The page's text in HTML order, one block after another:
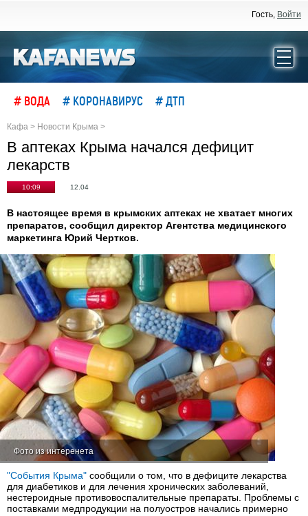
Гость, Войти
# ВОДА # КОРОНАВИРУС # ДТП
Кафа > Новости Крыма >
В аптеках Крыма начался дефицит
лекарств
10:09 12.04
В настоящее время в крымских аптеках не хватает многих
препаратов, сообщил директор Агентства медицинского
маркетинга Юрий Чертков.
Фото из интеренета
"События Крыма" сообщили о том, что в дефиците лекарства
для диабетиков и для лечения хронических заболеваний,
нестероидные противовоспалительные препараты. Проблемы с
поставками медпродукции на полуостров начались примерно